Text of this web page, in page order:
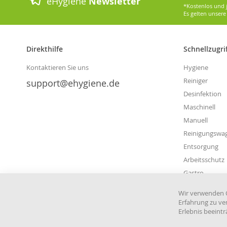
*Kostenlos und
Es gelten unsere
Direkthilfe
Kontaktieren Sie uns
support@ehygiene.de
Hygiene
Reiniger
Desinfektion
Maschinell
Manuell
Entsorgung
Arbeitsschutz
Gastro
Wir verwenden
Erfahrung zu
Erlebnis